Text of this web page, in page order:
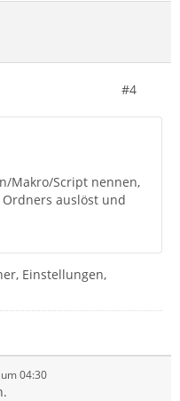
#4
Makro/Script nennen,
auslöst und
Einstellungen,
04:30